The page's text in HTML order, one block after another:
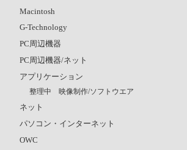
Macintosh
G-Technology
PC周辺機器
PC周辺機器/ネット
アプリケーション
整理中 映像制作/ソフトウエア
ネット
パソコン・インターネット
OWC